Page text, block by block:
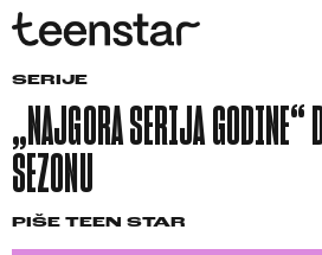
SERIJE
„NAJGORA SERIJA GODINE“
SEZONU
PIŠE TEEN STAR